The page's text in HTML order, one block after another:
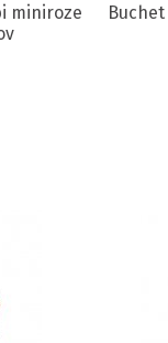
miniroze